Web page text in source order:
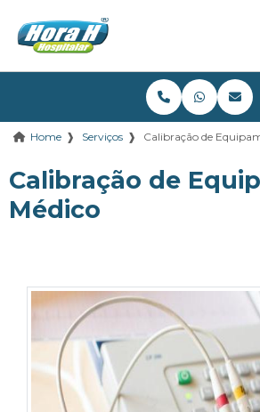
Home ❱ Serviços ❱ Calibração de
Calibração de
Médico